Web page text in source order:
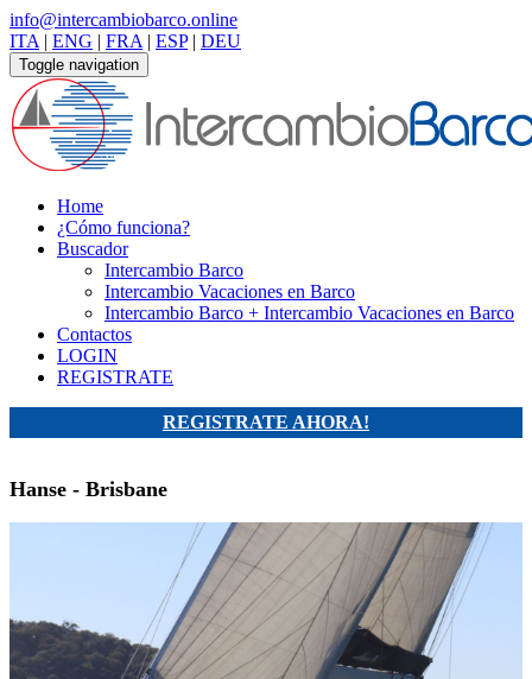
info@intercambiobarco.online
ITA | ENG | FRA | ESP| DEU
Toggle navigation
Home
¿Cómo funciona?
Buscador
Intercambio Barco
Intercambio Vacaciones en Barco
Intercambio Barco + Intercambio Vacaciones en Barco
Contactos
LOGIN
REGISTRATE
REGISTRATE AHORA!
Hanse - Brisbane